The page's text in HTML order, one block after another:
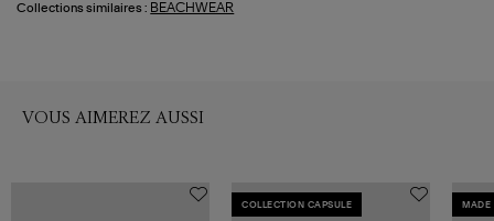
Collections similaires : BEACHWEAR
VOUS AIMEREZ AUSSI
COLLECTION CAPSULE MADE